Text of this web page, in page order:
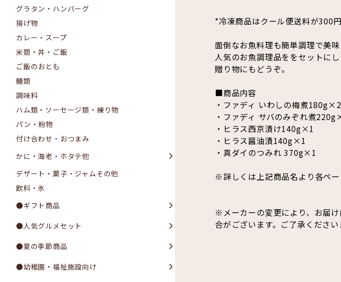
グラタン・ハンバーグ
揚げ物
カレー・スープ
米類・丼・ご飯
ご飯のおとも
麺類
調味料
ハム類・ソーセージ類・練り物
パン・粉物
付け合わせ・おつまみ
かに・海老・ホタテ他
デザート・菓子・ジャムその他
飲料・氷
●ギフト商品
●人気グルメセット
●夏の季節商品
●幼稚園・福祉施設向け
*冷凍商品はクール便送料が300
面倒なお魚料理も簡単調理で美
人気のお魚調理品ををセットにし
贈り物にもどうぞ。
■商品内容
・ファディ いわしの梅煮180g×2
・ファディ サバのみぞれ煮
・ヒラス西京漬け140g×1
・ヒラス醤油漬140g×1
・真ダイのつみれ 370g×1
※詳しくは上記商品名より各ペー
※メーカーの変更により、お届
合がございます。ご了承ください